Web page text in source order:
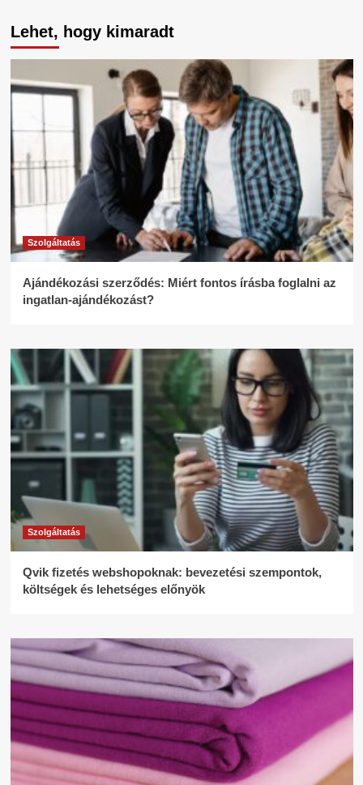
Lehet, hogy kimaradt
Szolgáltatás
Ajándékozási szerződés: Miért fontos írásba foglalni az
ingatlan-ajándékozást?
Szolgáltatás
Qvik fizetés webshopoknak: bevezetési szempontok,
költségek és lehetséges előnyök